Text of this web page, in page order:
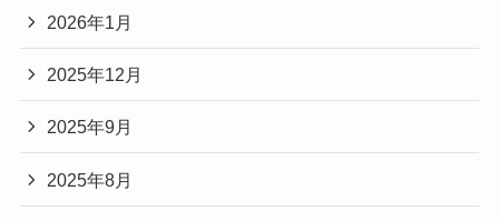
2026年1月
2025年12月
2025年9月
2025年8月